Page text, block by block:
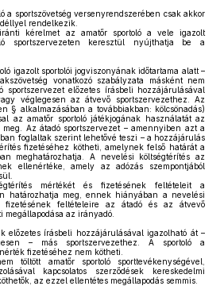
a sportszövetség versenyrendszerében csak akkor
rendelkezik.
kérelmet az amatőr sportoló a vele igazolt
sportszervezeten keresztül nyújthatja be a
igazolt sportolói jogviszonyának időtartama alatt –
vonatkozó szabályzata másként nem
sportszervezet előzetes írásbeli hozzájárulásával
véglegesen az átvevő sportszervezethez. Az
§ alkalmazásában a továbbiakban: kölcsönadás)
az amatőr sportoló játékjogának használatát az
Az átadó sportszervezet – amennyiben azt a
foglaltak szerint lehetővé teszi – a hozzájárulás
fizetéséhez kötheti, amelynek felső határát a
meghatározhatja. A nevelési költségtérítés az
ellenértéke, amely az adózás szempontjából
mértékét és fizetésének feltételeit a
határozhatja meg, ennek hiányában a nevelési
fizetésének feltételeire az átadó és az átvevő
megállapodása az irányadó.
előzetes írásbeli hozzájárulásával igazolható át –
– más sportszervezethez. A sportoló a
fizetéséhez nem kötheti.
töltött amatőr sportoló sporttevékenységével,
kapcsolatos szerződések kereskedelmi
az ezzel ellentétes megállapodás semmis.